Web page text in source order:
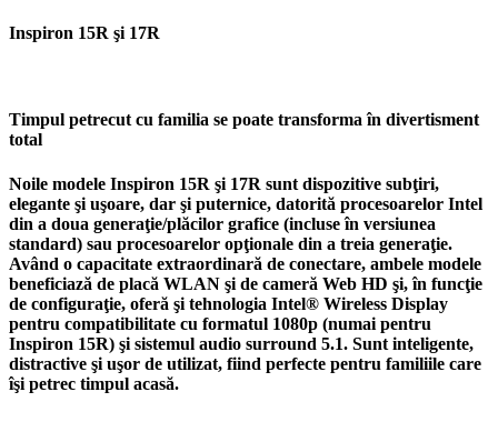
Inspiron 15R şi 17R
Timpul petrecut cu familia se poate transforma în divertisment
total
Noile modele Inspiron 15R şi 17R sunt dispozitive subţiri,
elegante şi uşoare, dar şi puternice, datorită procesoarelor Intel
din a doua generaţie/plăcilor grafice (incluse în versiunea
standard) sau procesoarelor opţionale din a treia generaţie.
Având o capacitate extraordinară de conectare, ambele modele
beneficiază de placă WLAN şi de cameră Web HD şi, în funcţie
de configuraţie, oferă şi tehnologia Intel® Wireless Display
pentru compatibilitate cu formatul 1080p (numai pentru
Inspiron 15R) şi sistemul audio surround 5.1. Sunt inteligente,
distractive şi uşor de utilizat, fiind perfecte pentru familiile care
îşi petrec timpul acasă.